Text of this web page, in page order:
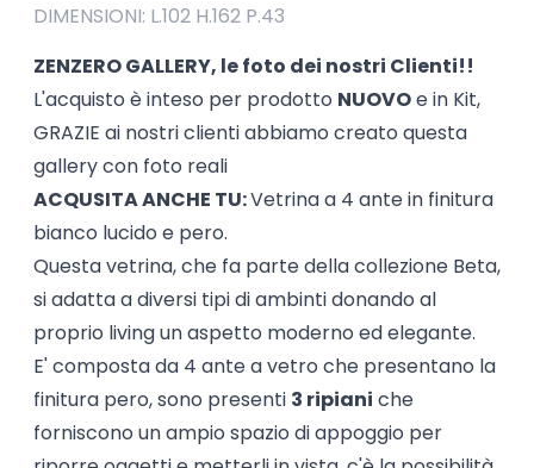
DIMENSIONI: L.102 H.162 P.43
ZENZERO GALLERY, le foto dei nostri Clienti!!
L'acquisto è inteso per prodotto NUOVOe in Kit,
GRAZIE ai nostri clienti abbiamo creato questa
gallery con foto reali
ACQUSITA ANCHE TU:Vetrina a 4 ante in finitura
bianco lucido e pero.
Questa vetrina, che fa parte della collezione Beta,
si adatta a diversi tipi di ambinti donando al
proprio living un aspetto moderno ed elegante.
E' composta da 4 ante a vetro che presentano la
finitura pero, sono presenti 3 ripiani che
forniscono un ampio spazio di appoggio per